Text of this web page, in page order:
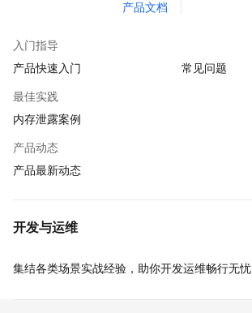
产品文档
入门指导
产品快速入门
常见问题
最佳实践
内存泄露案例
产品动态
产品最新动态
开发与运维
集结各类场景实战经验，助你开发运维畅行无忧